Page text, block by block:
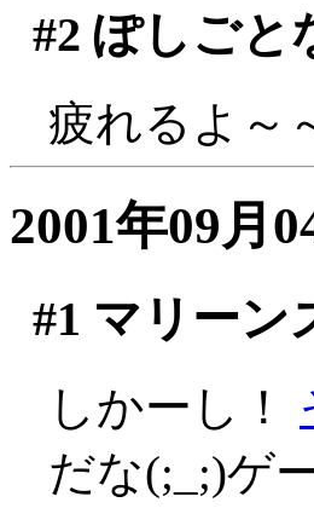
#2 ぽしごと
疲れるよ～
2001年09月
#1 マリーン
しかーし！
だな(;_;)ゲ